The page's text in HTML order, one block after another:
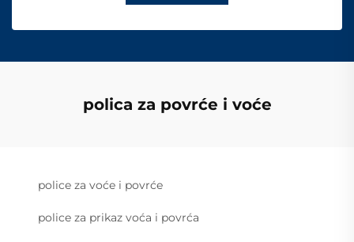
polica za povrće i voće
police za voće i povrće
police za prikaz voća i povrća